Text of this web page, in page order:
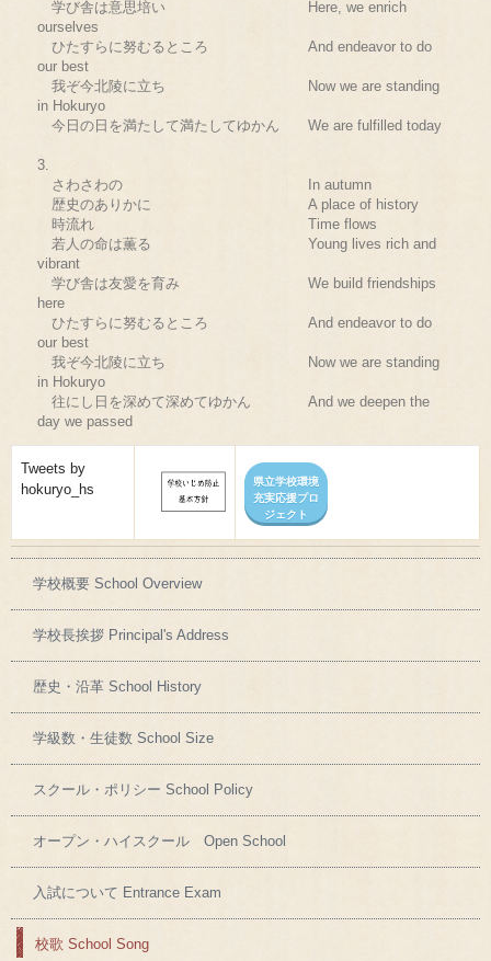
学び舎は意思培い Here, we enrich
ourselves
ひたすらに努むるところ And endeavor to do
our best
我ぞ今北陵に立ち Now we are standing
in Hokuryo
今日の日を満たして満たしてゆかん We are fulfilled today
3.
さわさわの In autumn
歴史のありかに A place of history
時流れ Time flows
若人の命は薫る Young lives rich and
vibrant
学び舎は友愛を育み We build friendships
here
ひたすらに努むるところ And endeavor to do
our best
我ぞ今北陵に立ち Now we are standing
in Hokuryo
往にし日を深めて深めてゆかん And we deepen the
day we passed
Tweets by
hokuryo_hs
県立学校環境
充実応援プロ
ジェクト
学校概要 School Overview
学校長挨拶 Principal's Address
歴史・沿革 School History
学級数・生徒数 School Size
スクール・ポリシー School Policy
オープン・ハイスクール Open School
入試について Entrance Exam
校歌 School Song